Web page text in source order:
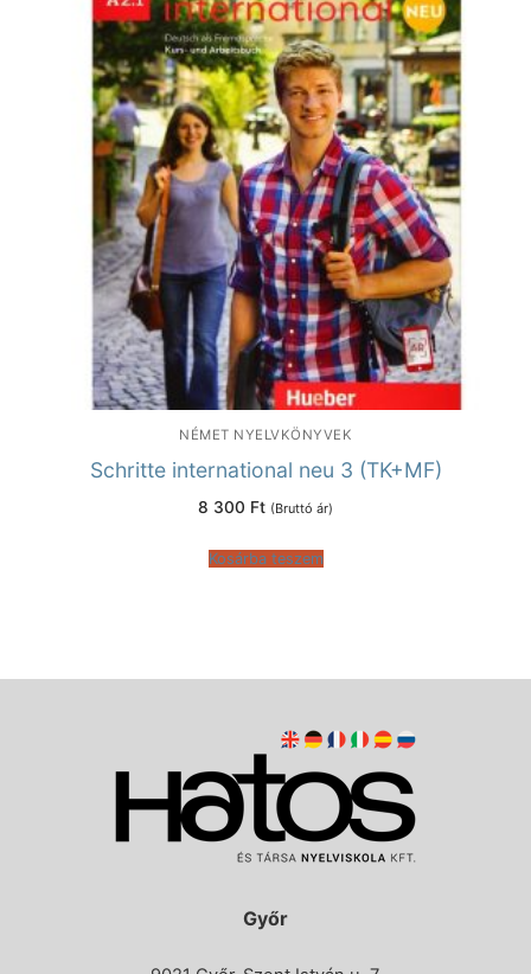
NÉMET NYELVKÖNYVEK
Schritte international neu 3 (TK+MF)
8 300 Ft (Bruttó ár)
Kosárba teszem
Győr